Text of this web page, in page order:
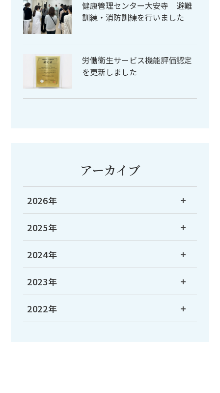
健康管理センター大安寺 避難
訓練・消防訓練を行いました
労働衛生サービス機能評価認定
を更新しました
アーカイブ
2026年
2025年
2024年
2023年
2022年